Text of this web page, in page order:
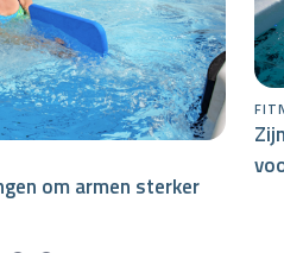
om armen sterker